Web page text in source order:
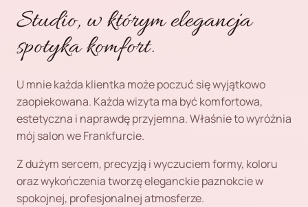
Studio, w którym elegancja
spotyka komfort.
U mnie każda klientka może poczuć się wyjątkowo
zaopiekowana. Każda wizyta ma być komfortowa,
estetyczna i naprawdę przyjemna. Właśnie to wyróżnia
mój salon we Frankfurcie.
Z dużym sercem, precyzją i wyczuciem formy, koloru
oraz wykończenia tworzę eleganckie paznokcie w
spokojnej, profesjonalnej atmosferze.